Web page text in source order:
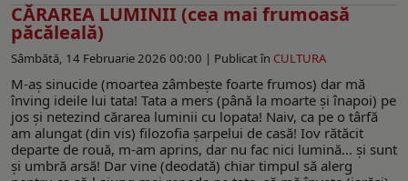
CĂRAREA LUMINII (cea mai frumoasă
păcăleală)
Sâmbătă, 14 Februarie 2026 00:00 | Publicat în CULTURA
M-aş sinucide (moartea zâmbeşte foarte frumos) dar mă
înving ideile lui tata! Tata a mers (până la moarte şi înapoi) pe
jos şi netezind cărarea luminii cu lopata! Naiv, ca pe o târfă
am alungat (din vis) filozofia şarpelui de casă! Iov rătăcit
departe de rouă, m-am aprins, dar nu fac nici lumină... şi sunt
şi umbră arsă! Dar vine (deodată) chiar timpul să alerg